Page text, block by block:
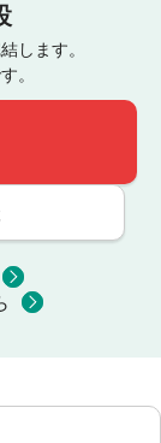
します。
。